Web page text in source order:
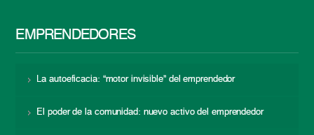
EMPRENDEDORES
La autoeficacia: “motor invisible” del emprendedor
El poder de la comunidad: nuevo activo del emprendedor